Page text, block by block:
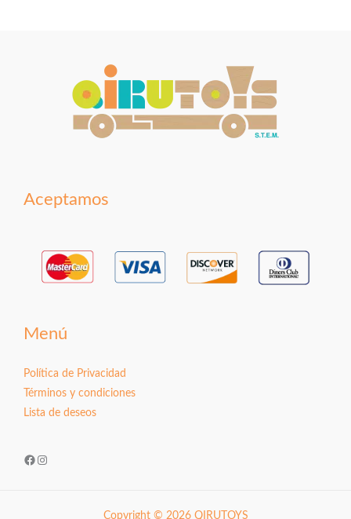
Aceptamos
Menú
Política de Privacidad
Términos y condiciones
Lista de deseos
Facebook
Instagram
Copyright © 2026 QIRUTOYS